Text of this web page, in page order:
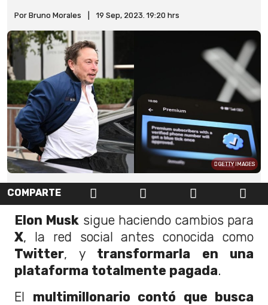
Por Bruno Morales 19 Sep, 2023. 19:20 hrs
GETTY IMAGES
COMPARTE
Elon Musk sigue haciendo cambios para
X, la red social antes conocida como
Twitter, y transformarla en una
plataforma totalmente pagada.
El multimillonario contó que busca